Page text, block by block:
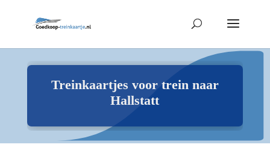
Treinkaartjes voor trein naar
Hallstatt